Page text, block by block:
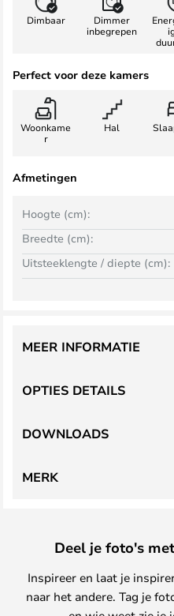
Dimbaar
Dimmer
inbegrepen
Perfect voor deze kamers
Woonkame
r
Hal
Afmetingen
Breedte (cm):
Hoogte (cm):
Uitsteeklengte / diepte (cm):
OPTIES DETAILS
MEER INFORMATIE
DOWNLOADS
MERK
Deel je foto's
Inspireer en laat je
naar het andere. Tag je